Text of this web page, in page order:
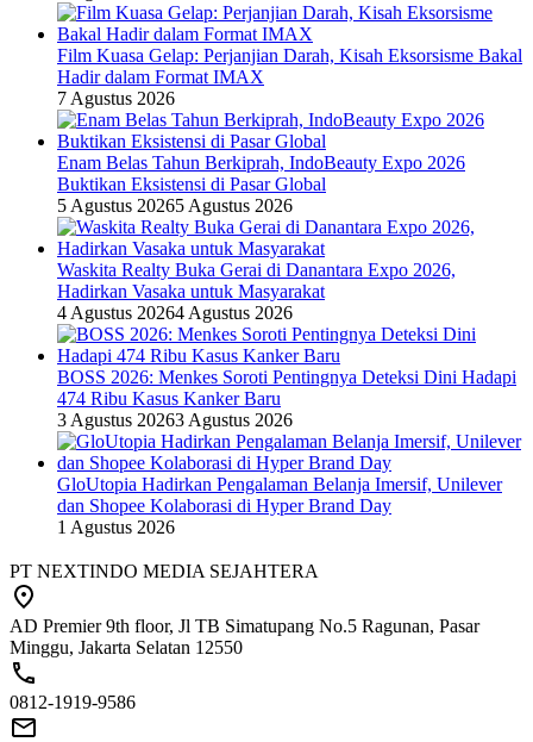
Film Kuasa Gelap: Perjanjian Darah, Kisah Eksorsisme Bakal
Hadir dalam Format IMAX
7 Agustus 2026
Enam Belas Tahun Berkiprah, IndoBeauty Expo 2026
Buktikan Eksistensi di Pasar Global
5 Agustus 20265 Agustus 2026
Waskita Realty Buka Gerai di Danantara Expo 2026,
Hadirkan Vasaka untuk Masyarakat
4 Agustus 20264 Agustus 2026
BOSS 2026: Menkes Soroti Pentingnya Deteksi Dini Hadapi
474 Ribu Kasus Kanker Baru
3 Agustus 20263 Agustus 2026
GloUtopia Hadirkan Pengalaman Belanja Imersif, Unilever
dan Shopee Kolaborasi di Hyper Brand Day
1 Agustus 2026
PT NEXTINDO MEDIA SEJAHTERA
AD Premier 9th floor, Jl TB Simatupang No.5 Ragunan, Pasar
Minggu, Jakarta Selatan 12550
0812-1919-9586